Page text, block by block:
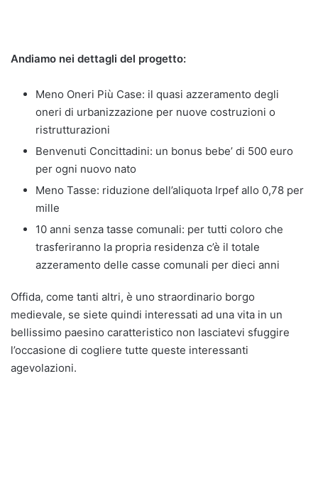
Andiamo nei dettagli del progetto:
Meno Oneri Più Case: il quasi azzeramento degli
oneri di urbanizzazione per nuove costruzioni o
ristrutturazioni
Benvenuti Concittadini: un bonus bebe’ di 500 euro
per ogni nuovo nato
Meno Tasse: riduzione dell’aliquota Irpef allo 0,78 per
mille
10 anni senza tasse comunali: per tutti coloro che
trasferiranno la propria residenza c’è il totale
azzeramento delle casse comunali per dieci anni
Offida, come tanti altri, è uno straordinario borgo
medievale, se siete quindi interessati ad una vita in un
bellissimo paesino caratteristico non lasciatevi sfuggire
l’occasione di cogliere tutte queste interessanti
agevolazioni.